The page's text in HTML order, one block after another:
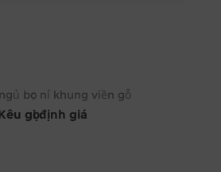
bọc nỉ khung viền gỗ
gọi định giá